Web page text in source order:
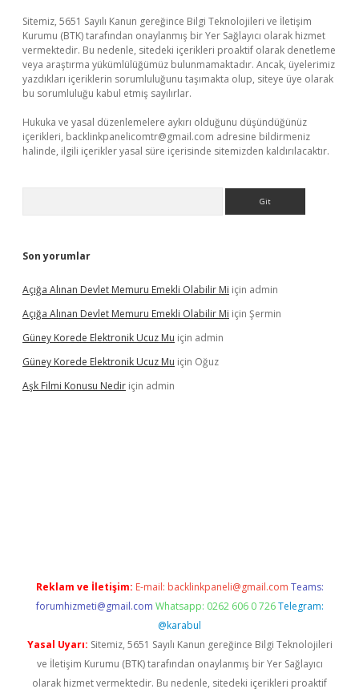
Sitemiz, 5651 Sayılı Kanun gereğince Bilgi Teknolojileri ve İletişim
Kurumu (BTK) tarafından onaylanmış bir Yer Sağlayıcı olarak hizmet
vermektedir. Bu nedenle, sitedeki içerikleri proaktif olarak denetleme
veya araştırma yükümlülüğümüz bulunmamaktadır. Ancak, üyelerimiz
yazdıkları içeriklerin sorumluluğunu taşımakta olup, siteye üye olarak
bu sorumluluğu kabul etmiş sayılırlar.
Hukuka ve yasal düzenlemelere aykırı olduğunu düşündüğünüz
içerikleri, backlinkpanelicomtr@gmail.com adresine bildirmeniz
halinde, ilgili içerikler yasal süre içerisinde sitemizden kaldırılacaktır.
Son yorumlar
Açığa Alınan Devlet Memuru Emekli Olabilir Mi için admin
Açığa Alınan Devlet Memuru Emekli Olabilir Mi için Şermin
Güney Korede Elektronik Ucuz Mu için admin
Güney Korede Elektronik Ucuz Mu için Oğuz
Aşk Filmi Konusu Nedir için admin
Reklam ve İletişim: E-mail: backlinkpaneli@gmail.com Teams:
forumhizmeti@gmail.com Whatsapp: 0262 606 0 726 Telegram:
@karabul
Yasal Uyarı: Sitemiz, 5651 Sayılı Kanun gereğince Bilgi Teknolojileri
ve İletişim Kurumu (BTK) tarafından onaylanmış bir Yer Sağlayıcı
olarak hizmet vermektedir. Bu nedenle, sitedeki içerikleri proaktif